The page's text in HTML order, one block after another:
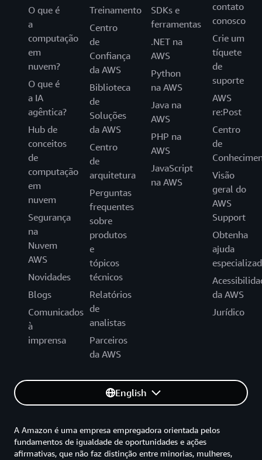
O que é
a
computação
em
nuvem?
O que é
a IA
agêntica?
Hub de
conceitos
de
computação
em
nuvem
Segurança
na
Nuvem
AWS
Novidades
Blogs
Comunicados
à
imprensa
Treinamento
Centro
de
Confiança
da AWS
Biblioteca
de
Soluções
da AWS
Centro
de
arquitetura
Perguntas
frequentes
sobre
produtos
e
tópicos
técnicos
Relatórios
de
analistas
Parceiros
da AWS
SDKs e
ferramentas
.NET na
AWS
Python
na AWS
Java na
AWS
PHP na
AWS
JavaScript
na AWS
contato
conosco
Crie um
tíquete
de
suporte
AWS
re:Post
Centro
de
Visão
geral do
AWS
Support
Obtenha
ajuda
da AWS
Jurídico
English
A Amazon é uma empresa empregadora orientada pelos
fundamentos de igualdade de oportunidades e ações
afirmativas, que não faz distinção entre minorias, mulheres,